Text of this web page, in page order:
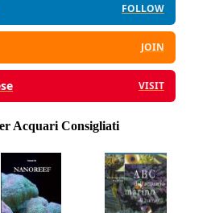
FOLLOW
JOIN
VISIT
Acquari Consigliati